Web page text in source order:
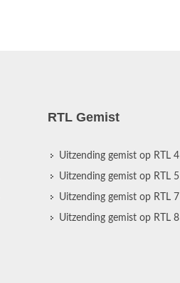
RTL Gemist
Uitzending gemist op RTL 4
Uitzending gemist op RTL 5
Uitzending gemist op RTL 7
Uitzending gemist op RTL 8